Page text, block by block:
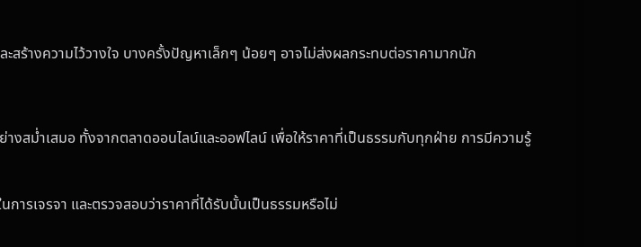
ร้างความไว้วางใจ บางครั้งปัญหาเล็กๆ น้อยๆ อาจไม่ส่งผลกระทบต่อราคามากนัก
สม่ำเสมอ ทั้งจากตลาดออนไลน์และออฟไลน์ เพื่อให้ราคาที่เป็นธรรมกับทุกฝ่าย การมีความรู้
รเจรจา และตรวจสอบว่าราคาที่ได้รับนั้นเป็นธรรมหรือไม่